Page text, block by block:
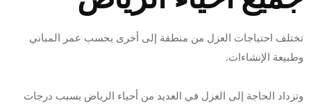
تختلف احتياجات العزل من منطقة إلى أخرى بحسب عمر المباني
وطبيعة الإنشاءات.
وتزداد الحاجة إلى العزل في العديد من أحياء الرياض بسبب درجات